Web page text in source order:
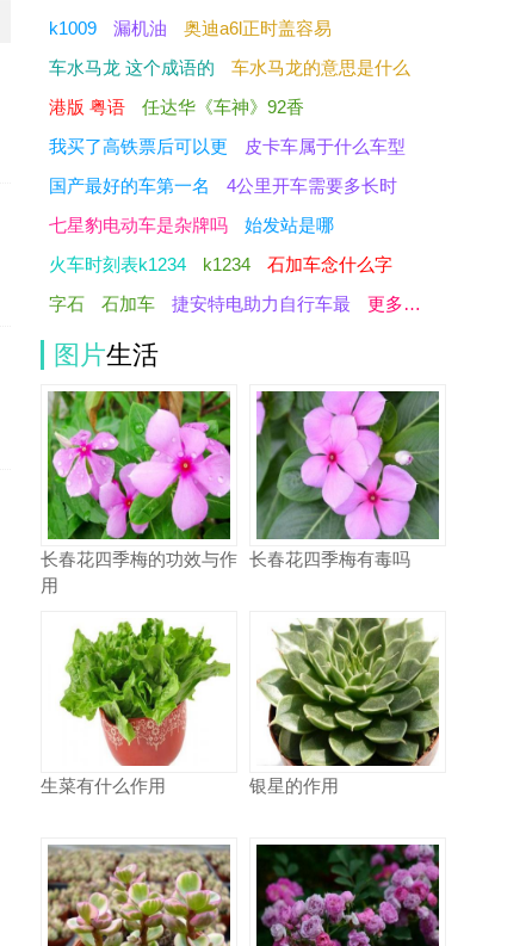
k1009
漏机油
奥迪a6l正时盖容易
车水马龙 这个成语的
车水马龙的意思是什么
港版 粤语
任达华《车神》92香
我买了高铁票后可以更
皮卡车属于什么车型
国产最好的车第一名
4公里开车需要多长时
七星豹电动车是杂牌吗
始发站是哪
火车时刻表k1234
k1234
石加车念什么字
字石
石加车 捷安特电助力自行车最 更多…
图片生活
长春花四季梅的功效与作
用
长春花四季梅有毒吗
生菜有什么作用 银星的作用